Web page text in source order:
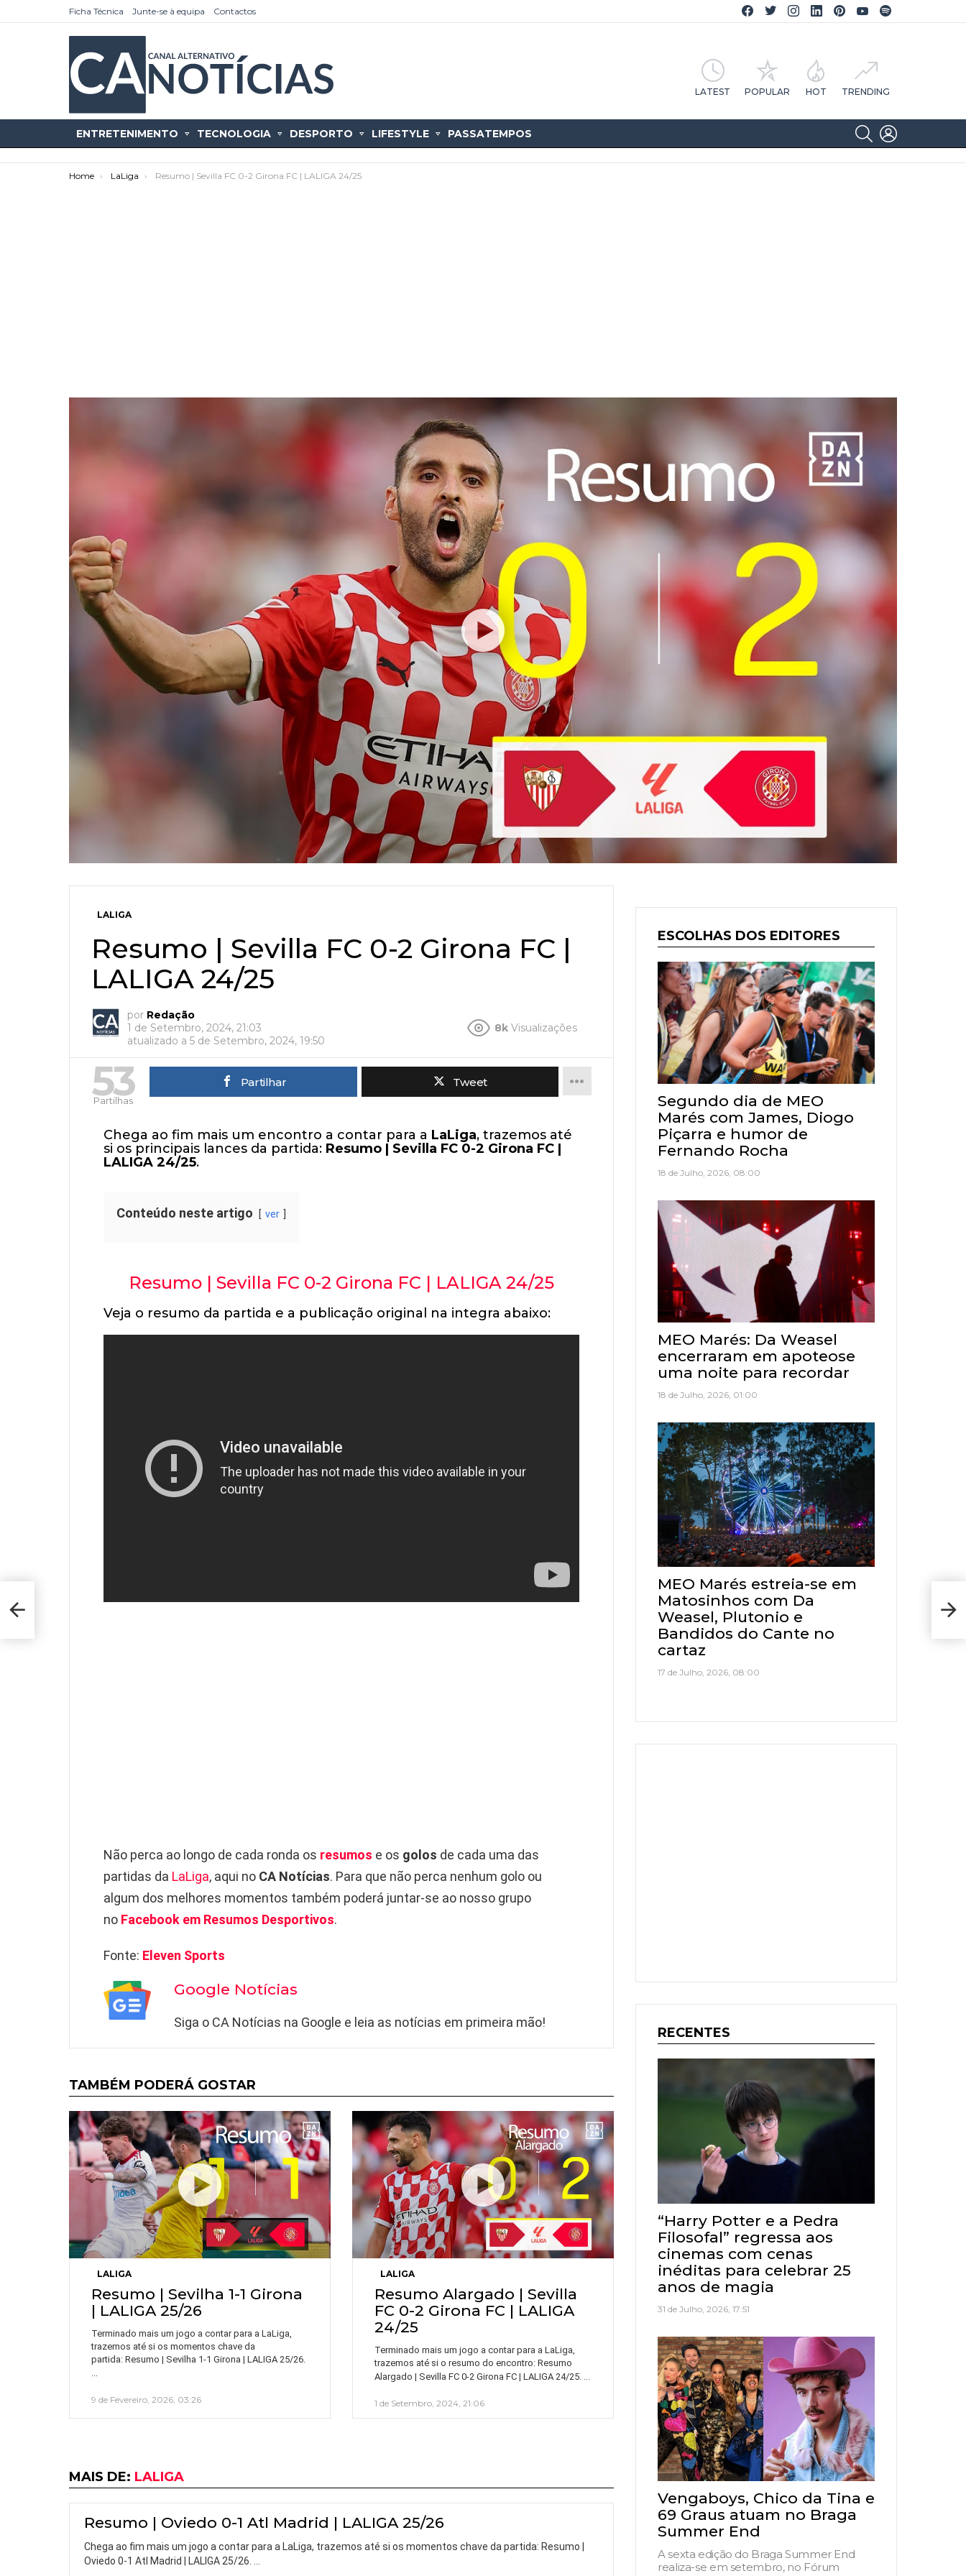
Ficha Técnica Junte-se à equipa Contactos
Facebook CA Notícias
Twitter CA Notícias
Instagram CA Notícias
Linkedin CA Notícias
Pinterest CA Notícias
YouTube CA Notícias
LATEST POPULAR HOT TRENDING
ENTRETENIMENTO TECNOLOGIA DESPORTO LIFESTYLE PASSATEMPOS
SEARCH
You are here:
Home LaLiga Resumo | Sevilla FC 0-2 Girona FC | LALIGA 24/25
LALIGA
Resumo | Sevilla FC 0-2 Girona FC |
LALIGA 24/25
por Redação
1 de Setembro, 2024, 21:03
atualizado a 5 de Setembro, 2024, 19:50
8k Visualizações
53
Partilhas
Partilhar Tweet
Chega ao fim mais um encontro a contar para a LaLiga, trazemos até
si os principais lances da partida: Resumo | Sevilla FC 0-2 Girona FC |
LALIGA 24/25.
Conteúdo neste artigo ver
Resumo | Sevilla FC 0-2 Girona FC | LALIGA 24/25
Veja o resumo da partida e a publicação original na integra abaixo:
Não perca ao longo de cada ronda os resumos e os golos de cada uma das
partidas da LaLiga, aqui no CA Notícias. Para que não perca nenhum golo ou
algum dos melhores momentos também poderá juntar-se ao nosso grupo
no Facebook em Resumos Desportivos.
Fonte: Eleven Sports
Google Notícias
Siga o CA Notícias na Google e leia as notícias em primeira mão!
TAMBÉM PODERÁ GOSTAR
LALIGA
Resumo | Sevilha 1-1 Girona
| LALIGA 25/26
Terminado mais um jogo a contar para a LaLiga,
trazemos até si os momentos chave da
partida: Resumo | Sevilha 1-1 Girona | LALIGA 25/26.
9 de Fevereiro, 2026, 03:26
LALIGA
Resumo Alargado | Sevilla
FC 0-2 Girona FC | LALIGA
24/25
Terminado mais um jogo a contar para a LaLiga,
trazemos até si o resumo do encontro: Resumo
Alargado | Sevilla FC 0-2 Girona FC | LALIGA 24/25.
1 de Setembro, 2024, 21:06
MAIS DE: LALIGA
Resumo | Oviedo 0-1 Atl Madrid | LALIGA 25/26
Chega ao fim mais um jogo a contar para a LaLiga, trazemos até si os momentos chave da partida: Resumo |
Oviedo 0-1 Atl Madrid | LALIGA 25/26.
ESCOLHAS DOS EDITORES
Segundo dia de MEO
Marés com James, Diogo
Piçarra e humor de
Fernando Rocha
18 de Julho, 2026, 08:00
MEO Marés: Da Weasel
encerraram em apoteose
uma noite para recordar
18 de Julho, 2026, 01:00
MEO Marés estreia-se em
Matosinhos com Da
Weasel, Plutonio e
Bandidos do Cante no
cartaz
17 de Julho, 2026, 08:00
RECENTES
“Harry Potter e a Pedra
Filosofal” regressa aos
cinemas com cenas
inéditas para celebrar 25
anos de magia
31 de Julho, 2026, 17:51
Vengaboys, Chico da Tina e
69 Graus atuam no Braga
Summer End
A sexta edição do Braga Summer End
realiza-se em setembro, no Fórum